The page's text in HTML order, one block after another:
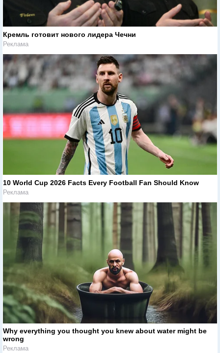
Кремль готовит нового лидера Чечни
Реклама
10 World Cup 2026 Facts Every Football Fan Should Know
Реклама
Why everything you thought you knew about water might be
wrong
Реклама